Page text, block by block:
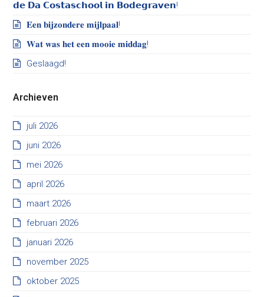
𝗱𝗲 𝗗𝗮 𝗖𝗼𝘀𝘁𝗮𝘀𝗰𝗵𝗼𝗼𝗹 𝗶𝗻 𝗕𝗼𝗱𝗲𝗴𝗿𝗮𝘃𝗲𝗻!
𝐄𝐞𝐧 𝐛𝐢𝐣𝐳𝐨𝐧𝐝𝐞𝐫𝐞 𝐦𝐢𝐣𝐥𝐩𝐚𝐚𝐥!
𝐖𝐚𝐭 𝐰𝐚𝐬 𝐡𝐞𝐭 𝐞𝐞𝐧 𝐦𝐨𝐨𝐢𝐞 𝐦𝐢𝐝𝐝𝐚𝐠!
Geslaagd!
Archieven
juli 2026
juni 2026
mei 2026
april 2026
maart 2026
februari 2026
januari 2026
november 2025
oktober 2025